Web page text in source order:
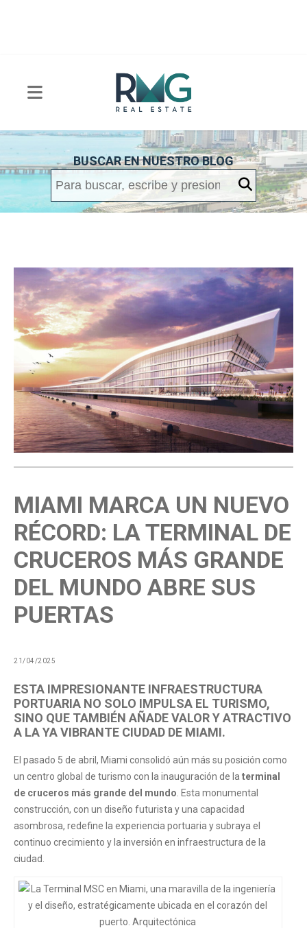
BUSCAR EN NUESTRO BLOG
MIAMI MARCA UN NUEVO
RÉCORD: LA TERMINAL DE
CRUCEROS MÁS GRANDE
DEL MUNDO ABRE SUS
PUERTAS
21/04/2025
ESTA IMPRESIONANTE INFRAESTRUCTURA
PORTUARIA NO SOLO IMPULSA EL TURISMO,
SINO QUE TAMBIÉN AÑADE VALOR Y ATRACTIVO
A LA YA VIBRANTE CIUDAD DE MIAMI.
El pasado 5 de abril, Miami consolidó aún más su posición como
un centro global de turismo con la inauguración de laterminal
de cruceros más grande del mundo. Esta monumental
construcción, con un diseño futurista y una capacidad
asombrosa, redefine la experiencia portuaria y subraya el
continuo crecimiento y la inversión en infraestructura de la
ciudad.